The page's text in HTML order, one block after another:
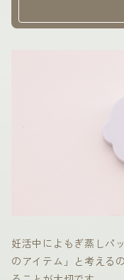
妊活中によもぎ蒸しパ
のアイテム」と考える